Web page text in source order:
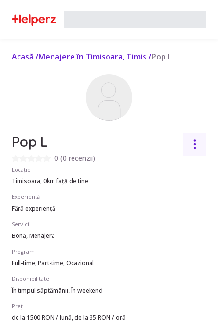
Acasă /Menajere în Timisoara, Timis /Pop L
Pop L
0 (0 recenzii)
Locație
Timisoara, 0km față de tine
Experiență
Fără experiență
Servicii
Bonă, Menajeră
Program
Full-time, Part-time, Ocazional
Disponibilitate
În timpul săptămânii, În weekend
Preț
de la 1500 RON / lună, de la 35 RON / oră